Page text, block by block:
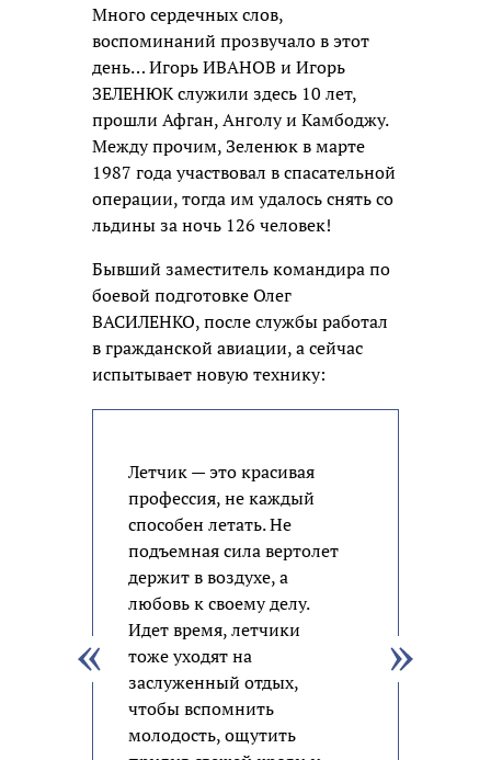
Много сердечных слов,
воспоминаний прозвучало в этот
день… Игорь ИВАНОВ и Игорь
ЗЕЛЕНЮК служили здесь 10 лет,
прошли Афган, Анголу и Камбоджу.
Между прочим, Зеленюк в марте
1987 года участвовал в спасательной
операции, тогда им удалось снять со
льдины за ночь 126 человек!
Бывший заместитель командира по
боевой подготовке Олег
ВАСИЛЕНКО, после службы работал
в гражданской авиации, а сейчас
испытывает новую технику:
Летчик — это красивая
профессия, не каждый
способен летать. Не
подъемная сила вертолет
держит в воздухе, а
любовь к своему делу.
Идет время, летчики
тоже уходят на
заслуженный отдых,
чтобы вспомнить
молодость, ощутить